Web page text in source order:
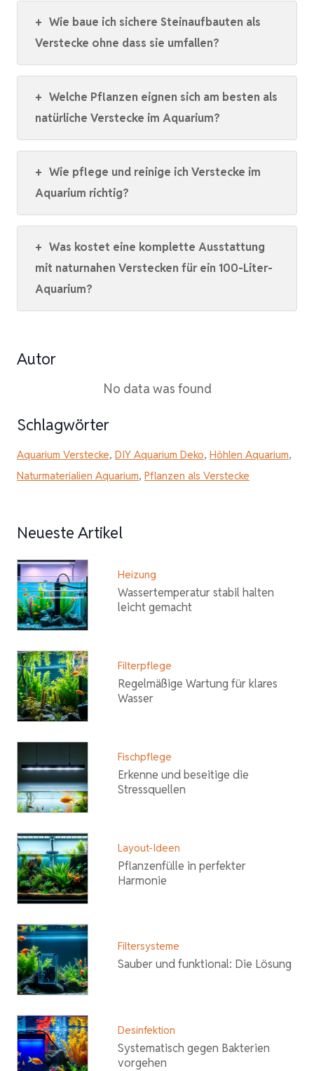
+ Wie baue ich sichere Steinaufbauten als
Verstecke ohne dass sie umfallen?
+ Welche Pflanzen eignen sich am besten als
natürliche Verstecke im Aquarium?
+ Wie pflege und reinige ich Verstecke im
Aquarium richtig?
+ Was kostet eine komplette Ausstattung
mit naturnahen Verstecken für ein 100-Liter-
Aquarium?
Autor
No data was found
Schlagwörter
Aquarium Verstecke, DIY Aquarium Deko, Höhlen Aquarium,
Naturmaterialien Aquarium, Pflanzen als Verstecke
Neueste Artikel
Heizung
Wassertemperatur stabil halten
leicht gemacht
Filterpflege
Regelmäßige Wartung für klares
Wasser
Fischpflege
Erkenne und beseitige die
Stressquellen
Layout-Ideen
Pflanzenfülle in perfekter
Harmonie
Filtersysteme
Sauber und funktional: Die Lösung
Desinfektion
Systematisch gegen Bakterien
vorgehen